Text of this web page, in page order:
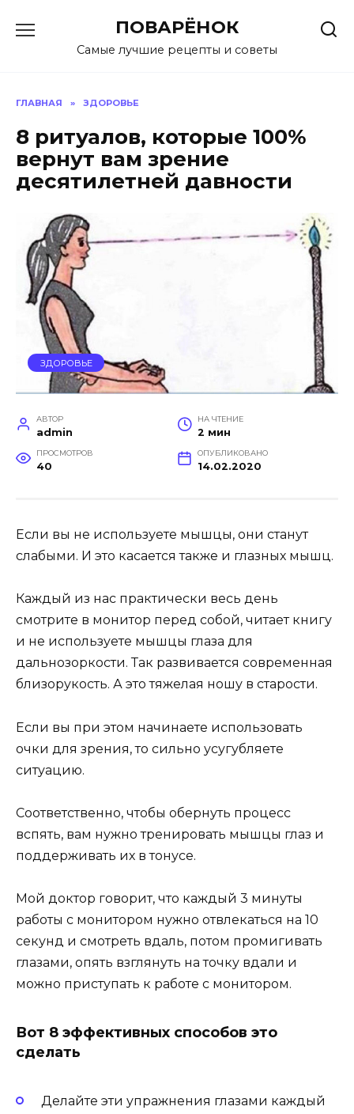
содержанию
ПОВАРЁНОК
Самые лучшие рецепты и советы
ГЛАВНАЯ » ЗДОРОВЬЕ
8 ритуалов, которые 100%
вернут вам зрение
десятилетней давности
ЗДОРОВЬЕ
АВТОР
admin
НА ЧТЕНИЕ
2 мин
ПРОСМОТРОВ
40
ОПУБЛИКОВАНО
14.02.2020
Если вы не используете мышцы, они станут
слабыми. И это касается также и глазных мышц.
Каждый из нас практически весь день
смотрите в монитор перед собой, читает книгу
и не используете мышцы глаза для
дальнозоркости. Так развивается современная
близорукость. А это тяжелая ношу в старости.
Если вы при этом начинаете использовать
очки для зрения, то сильно усугубляете
ситуацию.
Соответственно, чтобы обернуть процесс
вспять, вам нужно тренировать мышцы глаз и
поддерживать их в тонусе.
Мой доктор говорит, что каждый 3 минуты
работы с монитором нужно отвлекаться на 10
секунд и смотреть вдаль, потом промигивать
глазами, опять взглянуть на точку вдали и
можно приступать к работе с монитором.
Вот 8 эффективных способов это
сделать
Делайте эти упражнения глазами каждый